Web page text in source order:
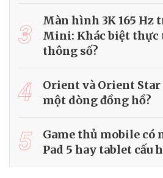
3
Màn hình 3K 165 Hz
Mini: Khác biệt thực
thông số?
4
Orient và Orient Star
một dòng đồng hồ?
5
Game thủ mobile có
Pad 5 hay tablet cấu